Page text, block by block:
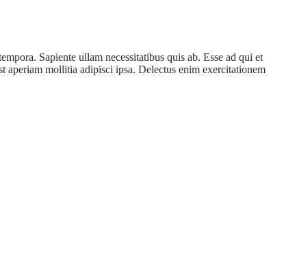
Sapiente ullam necessitatibus quis ab. Esse ad qui et
aperiam mollitia adipisci ipsa. Delectus enim exercitationem